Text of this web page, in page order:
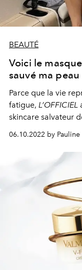
BEAUTÉ
Voici le
sauvé ma
Parce que la vie
fatigue, L’OFFICIEL
skincare salvateur
vous passer.
06.10.2022 by